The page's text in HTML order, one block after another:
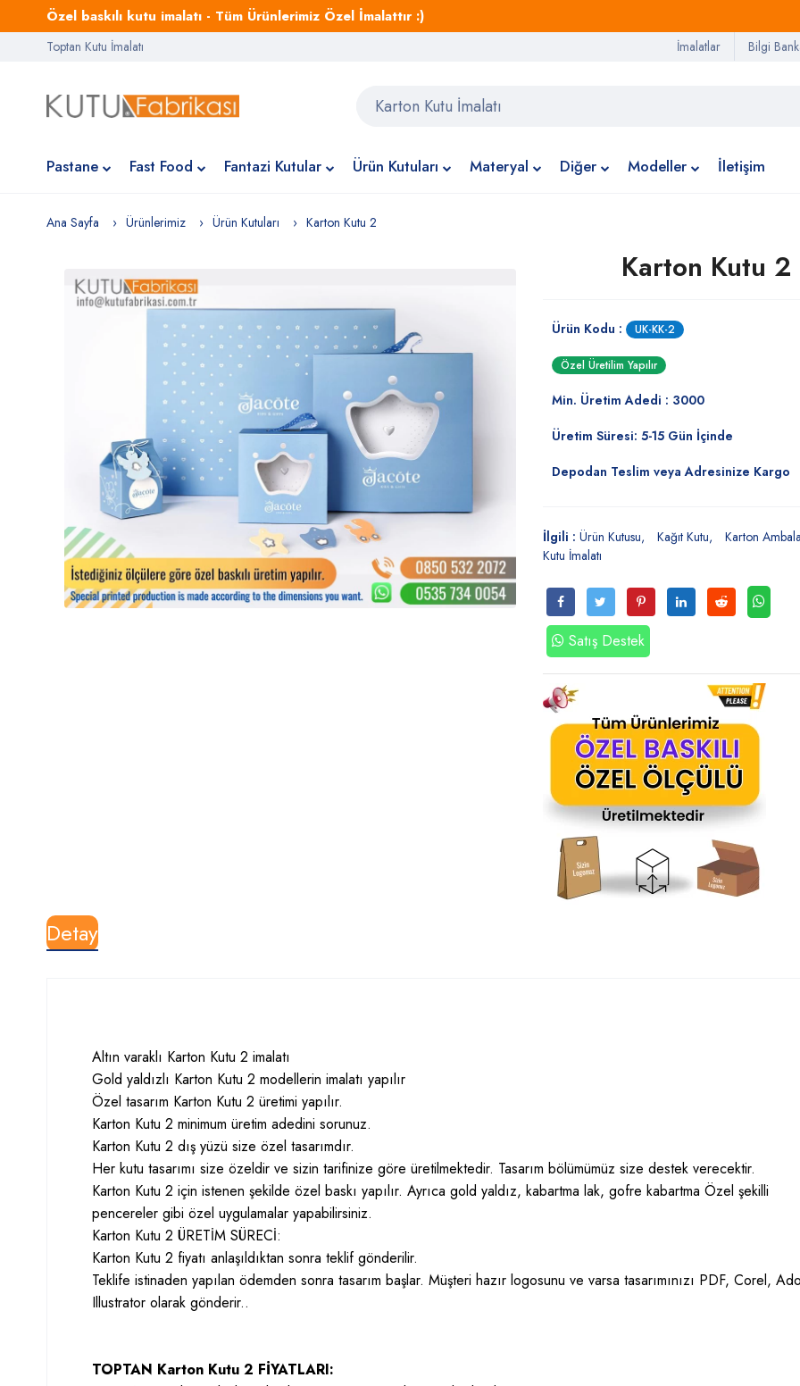
Özel baskılı kutu imalatı - Tüm Ürünlerimiz Özel İmalattır :)
Toptan Kutu İmalatı İmalatlar Bilgi
Pastane Fast Food Fantazi Kutular Ürün Kutuları Materyal Diğer Modeller İletişim
Ana Sayfa Ürünlerimiz Ürün Kutuları Karton Kutu 2
Karton Kutu 2
Ürün Kodu : UK-KK-2
Özel Üretilim Yapılır
Min. Üretim Adedi : 3000
Üretim Süresi: 5-15 Gün İçinde
Depodan Teslim veya Adresinize Kargo
İlgili : Ürün Kutusu Kağıt Kutu Karton
Kutu İmalatı
Satış Destek
Detay
Altın varaklı Karton Kutu 2 imalatı
Gold yaldızlı Karton Kutu 2 modellerin imalatı yapılır
Özel tasarım Karton Kutu 2 üretimi yapılır.
Karton Kutu 2 minimum üretim adedini sorunuz.
Karton Kutu 2 dış yüzü size özel tasarımdır.
Her kutu tasarımı size özeldir ve sizin tarifinize göre üretilmektedir. Tasarım bölümümüz size destek verecektir.
Karton Kutu 2 için istenen şekilde özel baskı yapılır. Ayrıca gold yaldız, kabartma lak, gofre kabartma Özel şekilli
pencereler gibi özel uygulamalar yapabilirsiniz.
Karton Kutu 2 ÜRETİM SÜRECİ:
Karton Kutu 2 fiyatı anlaşıldıktan sonra teklif gönderilir.
Teklife istinaden yapılan ödemden sonra tasarım başlar. Müşteri hazır logosunu ve varsa tasarımınızı PDF, Corel,
Illustrator olarak gönderir..
TOPTAN Karton Kutu 2 FİYATLARI: